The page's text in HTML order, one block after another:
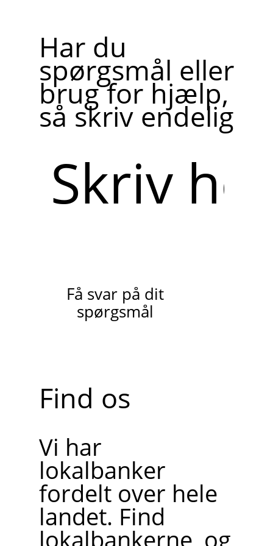
Har du
spørgsmål eller
brug for hjælp,
så skriv endelig
her
Få svar på dit
spørgsmål
Find os
Vi har
lokalbanker
fordelt over hele
landet. Find
lokalbankerne, og